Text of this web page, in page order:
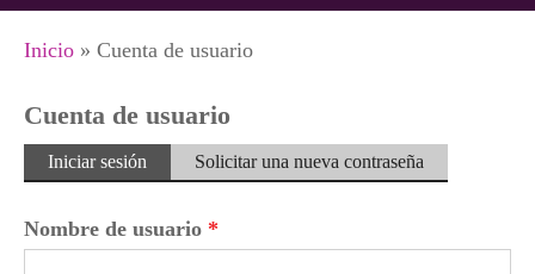
Se encuentra usted aquí
Inicio » Cuenta de usuario
Cuenta de usuario
Solapas principales
Iniciar sesión (solapaSolicitar una nueva contraseña
Nombre de usuario *